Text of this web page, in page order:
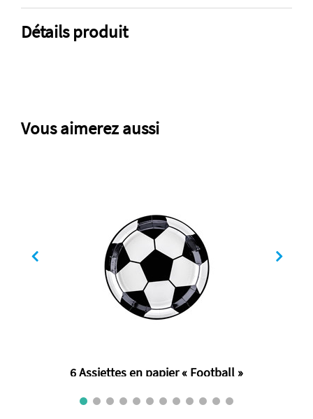
Détails produit
Vous aimerez aussi
6 Assiettes en papier « Football »